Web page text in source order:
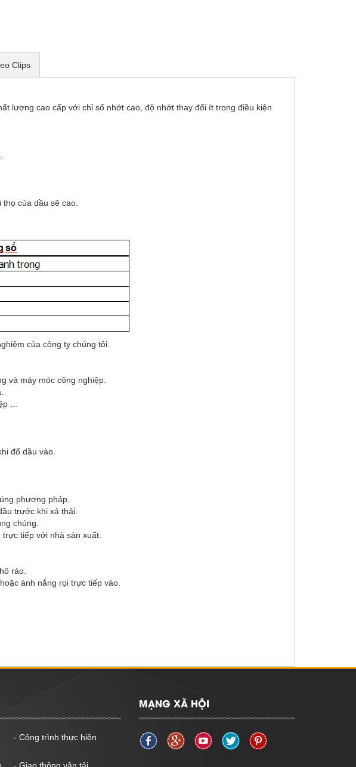
Clips
lượng cao cấp với chỉ số nhớt cao, độ nhớt thay đổi ít trong điều kiện
của dầu sẽ cao.
của công ty chúng tôi.
và máy móc công nghiệp.
…
đổ dầu vào.
phương pháp.
trước khi xả thải.
chúng.
tiếp với nhà sản xuất.
ráo.
ánh nắng rọi trực tiếp vào.
- Công trình thực hiện
- Giao thông vận tải
MẠNG XÃ HỘI